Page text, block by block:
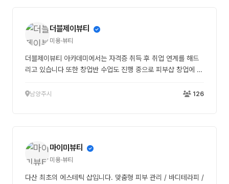
더블제이뷰티
미용·뷰티
더블제이뷰티 아카데미에서는 자격증 취득 후 취업 연계를 해드
리고 있습니다 또한 창업반 수업도 진행 중으로 피부샵 창업에 필
남양주시 126
마이미뷰티
미용·뷰티
다산 최초의 에스테틱 샵입니다. 맞춤형 피부 관리 / 바디테라피 /